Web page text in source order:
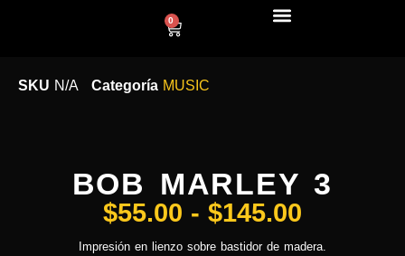
0
SKU N/A Categoría MUSIC
BOB MARLEY 3
$55.00 - $145.00
Impresión en lienzo sobre bastidor de madera.